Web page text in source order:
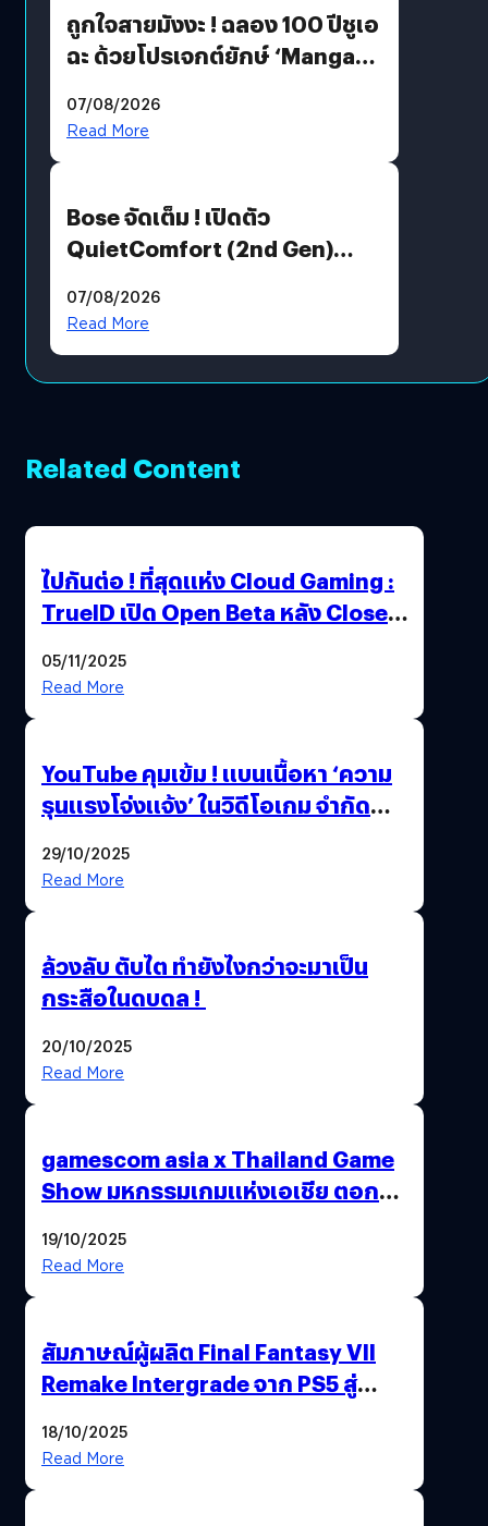
ถูกใจสายมังงะ ! ฉลอง 100 ปีชูเอ
ฉะ ด้วยโปรเจกต์ยักษ์ ‘Manga
มีภาษาไทยด้วย
07/08/2026
Read More
Bose จัดเต็ม ! เปิดตัว
QuietComfort (2nd Gen)
07/08/2026
Read More
Related Content
ไปกันต่อ ! ที่สุดแห่ง Cloud Gaming :
TrueID เปิด Open Beta หลัง Close
Thailand Game Show 2025 ทะลุ 15
05/11/2025
Read More
YouTube คุมเข้ม ! แบนเนื้อหา ‘ความ
รุนแรงโจ่งแจ้ง’ ในวิดีโอเกม จำกัด
29/10/2025
Read More
ล้วงลับ ตับไต ทำยังไงกว่าจะมาเป็น
กระสือในดบดล !
20/10/2025
Read More
gamescom asia x Thailand Game
Show มหกรรมเกมแห่งเอเชีย ตอกย้ำ
พาณิชย์ร่วมชูความสำเร็จ
19/10/2025
Read More
สัมภาษณ์ผู้ผลิต Final Fantasy VII
Remake Intergrade จาก PS5 สู่
18/10/2025
Read More